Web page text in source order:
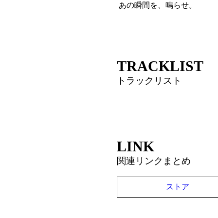
あの瞬間を、鳴らせ。
TRACKLIST
トラックリスト
LINK
関連リンクまとめ
ストア